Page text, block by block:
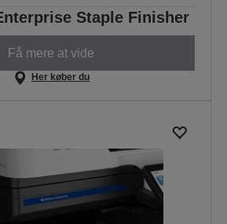
Staple Finisher
Få mere at vide
Her køber du